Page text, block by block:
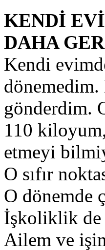
KENDİ
DAHA
Kendi
dönemedim.
gönderdim.
110
etmeyi
O sıfır
O dönemde
İşkoliklik de
Ailem ve